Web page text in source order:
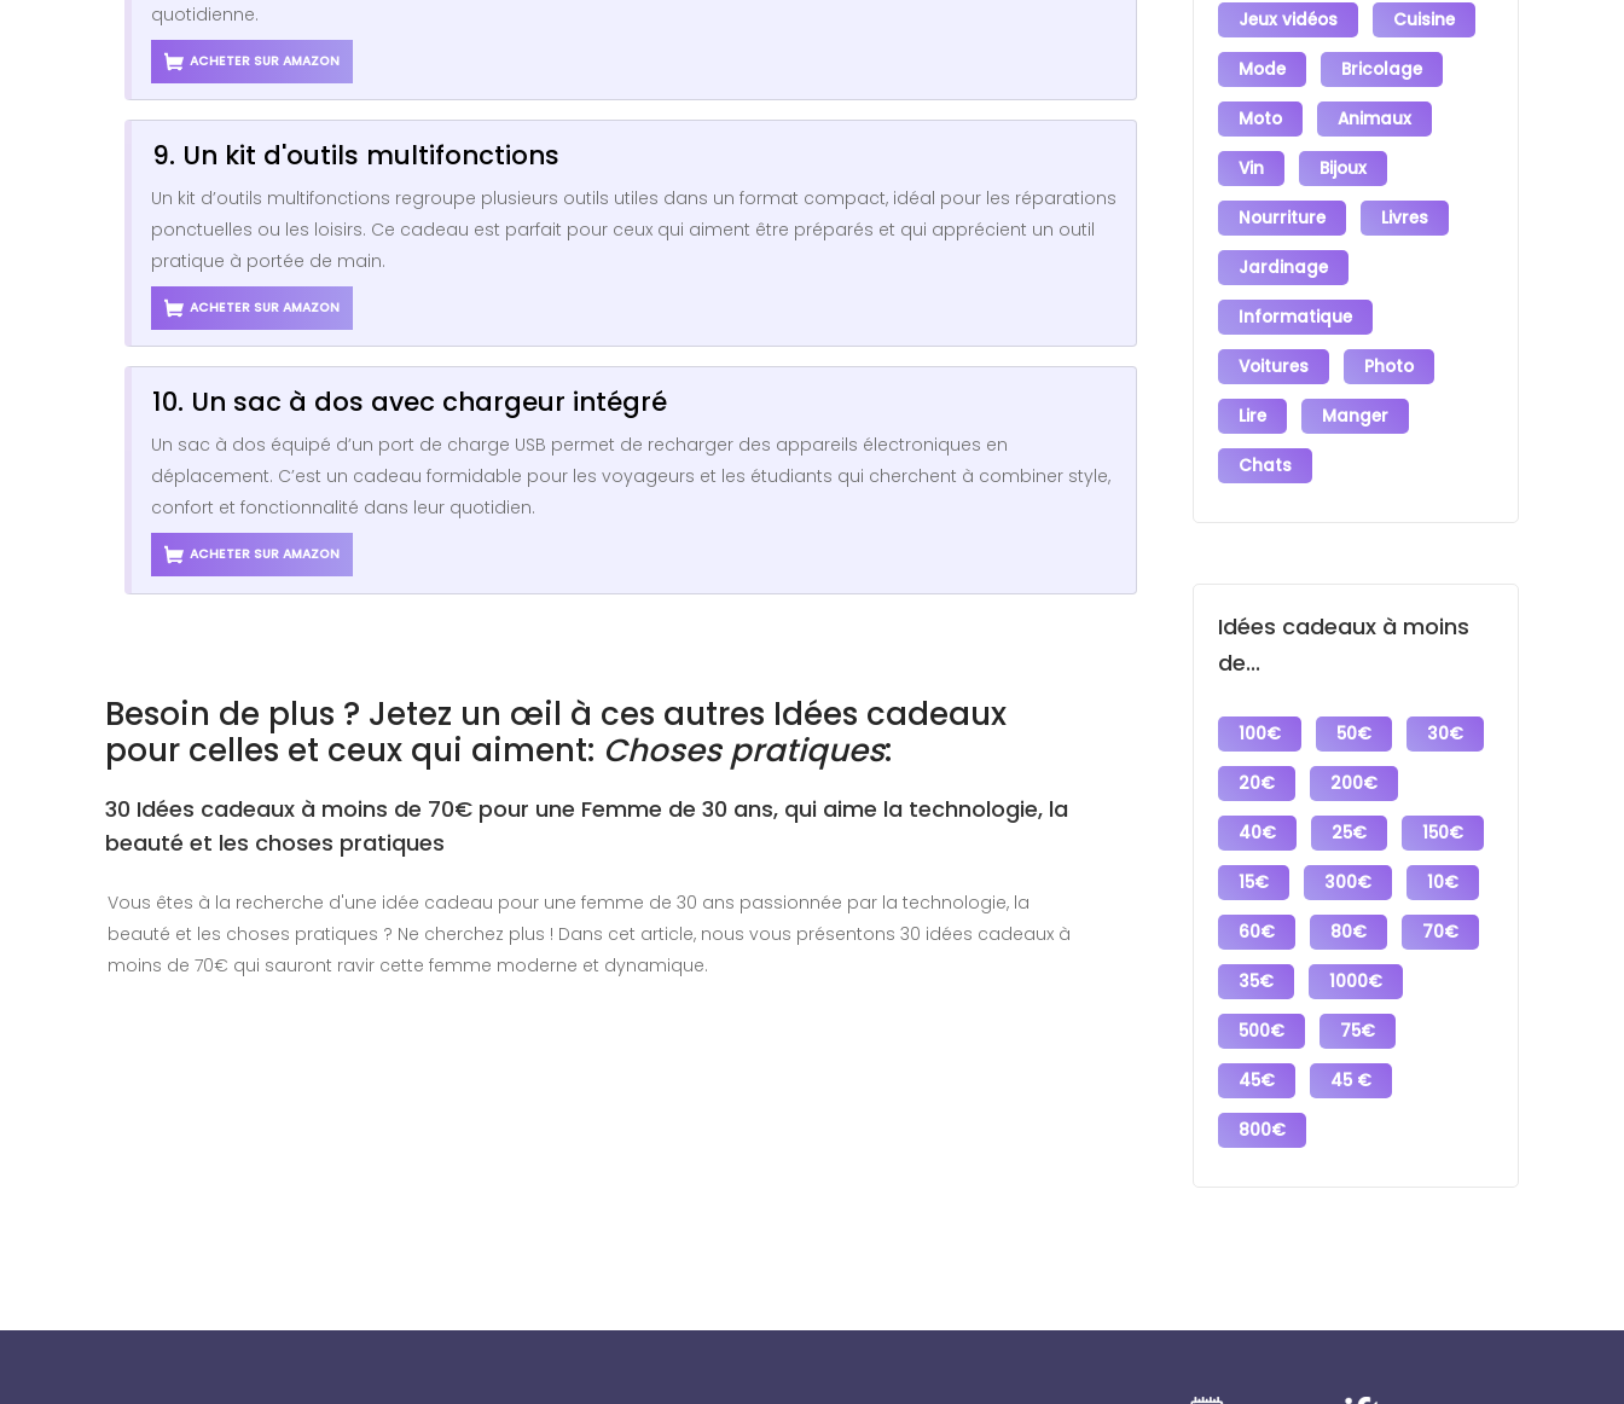
quotidienne.
ACHETER SUR AMAZON
9. Un kit d'outils multifonctions
Un kit d’outils multifonctions regroupe plusieurs outils utiles dans un format compact, idéal pour les réparations
ponctuelles ou les loisirs. Ce cadeau est parfait pour ceux qui aiment être préparés et qui apprécient un outil
pratique à portée de main.
ACHETER SUR AMAZON
10. Un sac à dos avec chargeur intégré
Un sac à dos équipé d’un port de charge USB permet de recharger des appareils électroniques en
déplacement. C’est un cadeau formidable pour les voyageurs et les étudiants qui cherchent à combiner style,
confort et fonctionnalité dans leur quotidien.
ACHETER SUR AMAZON
Besoin de plus ? Jetez un œil à ces autres Idées cadeaux
pour celles et ceux qui aiment: Choses pratiques:
30 Idées cadeaux à moins de 70€ pour une Femme de 30 ans, qui aime la technologie, la
beauté et les choses pratiques
Vous êtes à la recherche d'une idée cadeau pour une femme de 30 ans passionnée par la technologie, la
beauté et les choses pratiques ? Ne cherchez plus ! Dans cet article, nous vous présentons 30 idées cadeaux à
moins de 70€ qui sauront ravir cette femme moderne et dynamique.
Jeux vidéos Cuisine
Mode Bricolage
Moto Animaux
Vin Bijoux
Nourriture Livres
Jardinage
Informatique
Voitures Photo
Lire Manger
Chats
Idées cadeaux à moins
de...
100€ 50€ 30€
20€ 200€
40€ 25€ 150€
15€ 300€ 10€
60€ 80€ 70€
35€ 1000€
500€ 75€
45€ 45 €
800€